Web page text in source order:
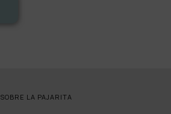
SOBRE LA PAJARITA